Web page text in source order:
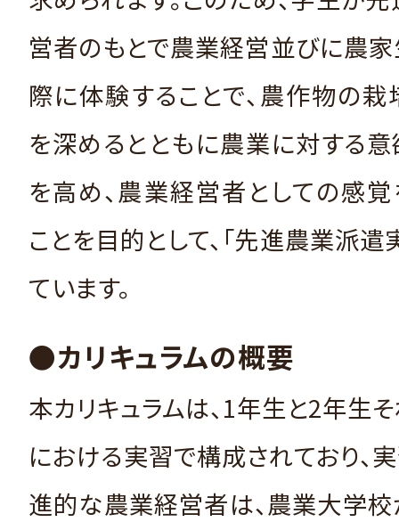
営者のもとで農業経営並びに農
際に体験することで、農作物の
を深めるとともに農業に対する
を高め、農業経営者としての感
ことを目的として、「先進農業派遣
ています。
●カリキュラムの概要
本カリキュラムは、1年生と2年生
における実習で構成されており、
進的な農業経営者は、農業大学